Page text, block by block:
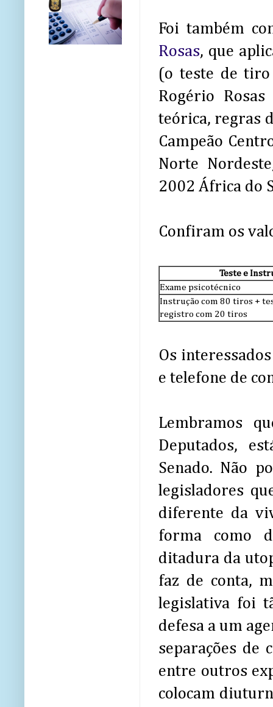
Foi também
Rosas, que
(o teste de tiro
Rogério
teórica, regras
Campeão
Norte
2002 África do
Confiram os
Teste e
Exame psicotécnico
Instrução com 80 tiros +
registro com 20 tiros
Os
e telefone de
Lembramos
Deputados,
Senado. Não
legisladores
diferente da
forma como
ditadura da
faz de conta,
legislativa foi
defesa a um
separações de
entre outros
colocam